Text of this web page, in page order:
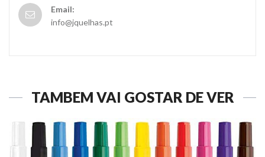
Email:
info@jquelhas.pt
TAMBÉM VAI GOSTAR DE VER